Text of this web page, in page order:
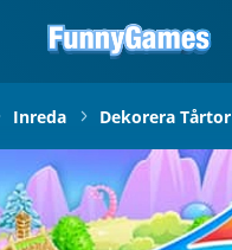
Inreda Dekorera Tårtor